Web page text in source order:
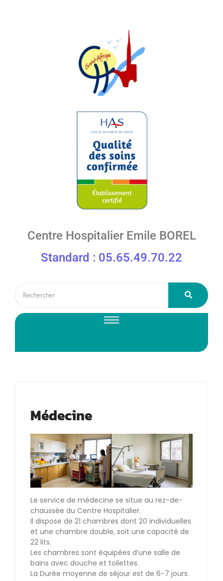
Centre Hospitalier Emile BOREL
Standard : 05.65.49.70.22
Médecine
Le service de médecine se situe au rez-de-
chaussée du Centre Hospitalier.
Il dispose de 21 chambres dont 20 individuelles
et une chambre double, soit une capacité de
22 lits.
Les chambres sont équipées d’une salle de
bains avec douche et toilettes.
La Durée moyenne de séjour est de 6-7 jours.